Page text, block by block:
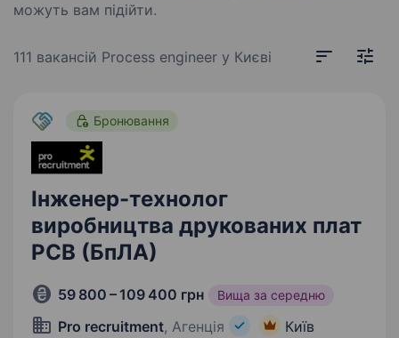
можуть вам підійти.
111 вакансій Process engineer у Києві
Бронювання
Інженер-технолог
виробництва друкованих плат
РСВ (БпЛА)
59 800 – 109 400 грн Вища за середню
Pro recruitment, Агенція Київ